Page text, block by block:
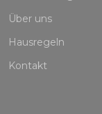
Über uns
Hausregeln
Kontakt